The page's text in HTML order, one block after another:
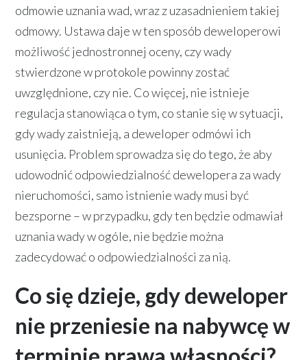
odmowie uznania wad, wraz z uzasadnieniem takiej
odmowy. Ustawa daje w ten sposób deweloperowi
możliwość jednostronnej oceny, czy wady
stwierdzone w protokole powinny zostać
uwzględnione, czy nie. Co więcej, nie istnieje
regulacja stanowiąca o tym, co stanie się w sytuacji,
gdy wady zaistnieją, a deweloper odmówi ich
usunięcia. Problem sprowadza się do tego, że aby
udowodnić odpowiedzialność dewelopera za wady
nieruchomości, samo istnienie wady musi być
bezsporne – w przypadku, gdy ten będzie odmawiał
uznania wady w ogóle, nie będzie można
zadecydować o odpowiedzialności za nią.
Co się dzieje, gdy deweloper
nie przeniesie na nabywcę w